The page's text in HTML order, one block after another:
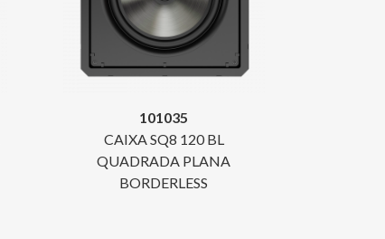
101035
CAIXA SQ8 120 BL
QUADRADA PLANA
BORDERLESS